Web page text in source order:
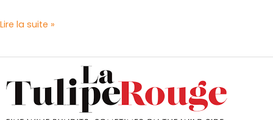
Lire la suite »
Rouge